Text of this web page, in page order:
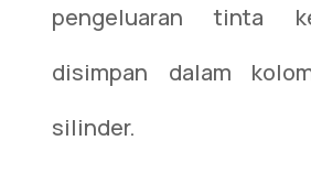
pengeluaran tinta
disimpan dalam
silinder.